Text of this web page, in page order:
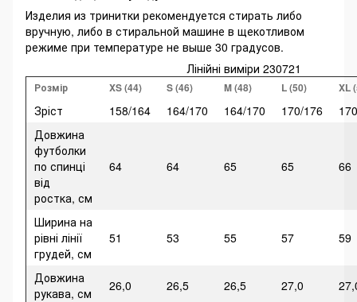
Изделия из тринитки рекомендуется стирать либо
вручную, либо в стиральной машине в щекотливом
режиме при температуре не выше 30 градусов.
Лінійні виміри 230721
Розмір XS (44) S (46) M (48) L (50) XL
Зріст 158/164 164/170 164/170 170/176
Довжина
футболки
по спинці
від
ростка, см
64 64 65 65 66
Ширина на
рівні лінії
грудей, см
51 53 55 57 59
Довжина
рукава, см
26,0 26,5 26,5 27,0